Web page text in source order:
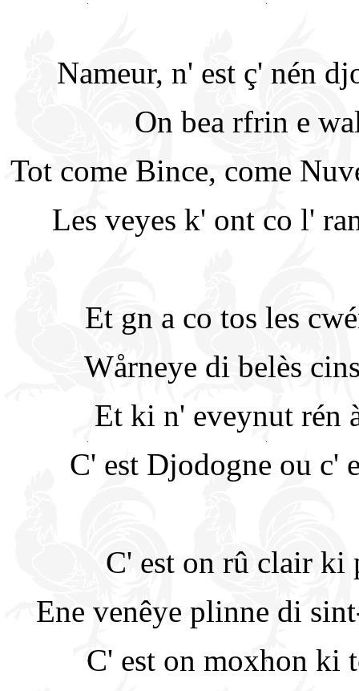
Nameur, n' est ç' nén
On bea rfrin e
Tot come Bince, come
Les veyes k' ont co l'
Et gn a co tos les
Wårneye di belès
Et ki n' eveynut rén
C' est Djodogne ou c'
C' est on rû clair ki
Ene venêye plinne di
C' est on moxhon ki